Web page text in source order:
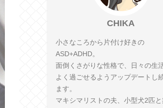
CHIKA
小さなころから片付け好きの
ASD+ADHD。
面倒くさがりな性格で、日々の生
よく過ごせるようアップデートし
ます。
マキシマリストの夫、小型犬2匹